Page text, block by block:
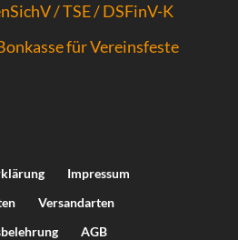
/ TSE / DSFinV-K
für Vereinsfeste
Impressum
Versandarten
AGB